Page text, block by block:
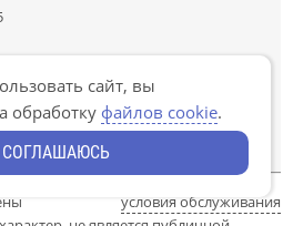
7-8 и Д-14/7-8
условия обслуживания
сайт, вы
обработку файлов cookie.
СОГЛАШАЮСЬ